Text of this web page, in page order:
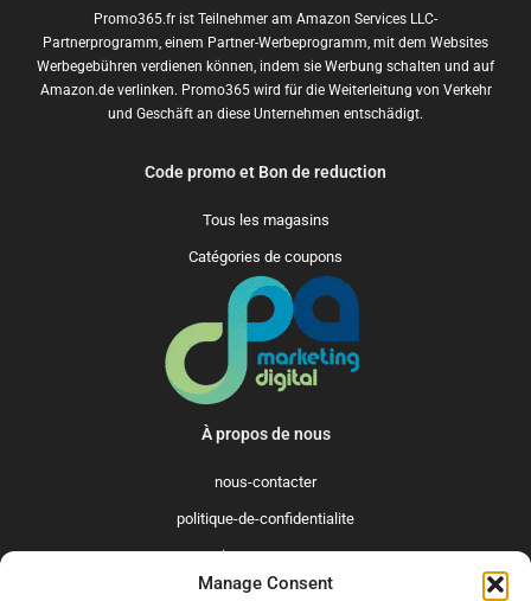
Manage Consent
Promo365.fr ist Teilnehmer am Amazon Services LLC-
Partnerprogramm, einem Partner-Werbeprogramm, mit dem Websites
Werbegebühren verdienen können, indem sie Werbung schalten und auf
Amazon.de verlinken. Promo365 wird für die Weiterleitung von Verkehr
und Geschäft an diese Unternehmen entschädigt.
Code promo et Bon de reduction
Tous les magasins
Catégories de coupons
À propos de nous
nous-contacter
politique-de-confidentialite
qui-sommes-nous